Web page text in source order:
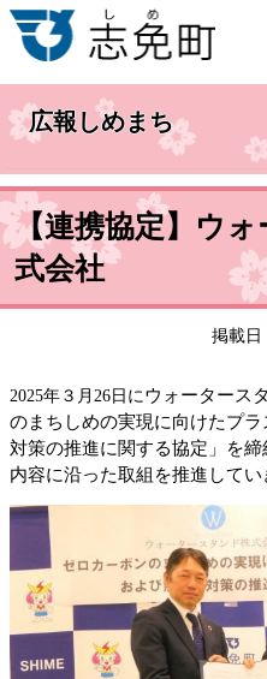
広報しめまち
【連携協定】ウ
式会社
掲載日
2025年３月26日に​ウォータース
のまちしめの実現に向けたプ
対策の推進に関する協定」を
内容に沿った取組を推進してい